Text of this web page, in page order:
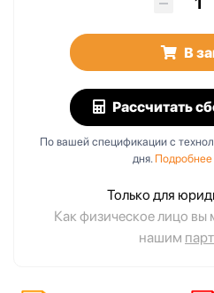
В
Рассчитать
По вашей спецификации с
дня. Подробнее
Только для
Как физическое лицо вы
нашим